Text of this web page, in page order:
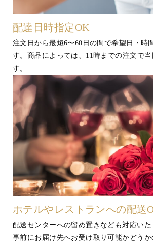
配達日時指定OK
注文日から最短6〜60日の間で希望日・時
す。商品によっては、11時までの注文で当
す。
ホテルやレストランへの配送
配送センターへの留め置きなども対応いた
事前にお届け先へお受け取り可能かどう